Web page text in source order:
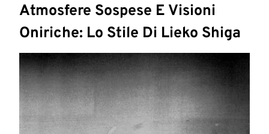
Atmosfere Sospese E Visioni
Oniriche: Lo Stile Di Lieko Shiga